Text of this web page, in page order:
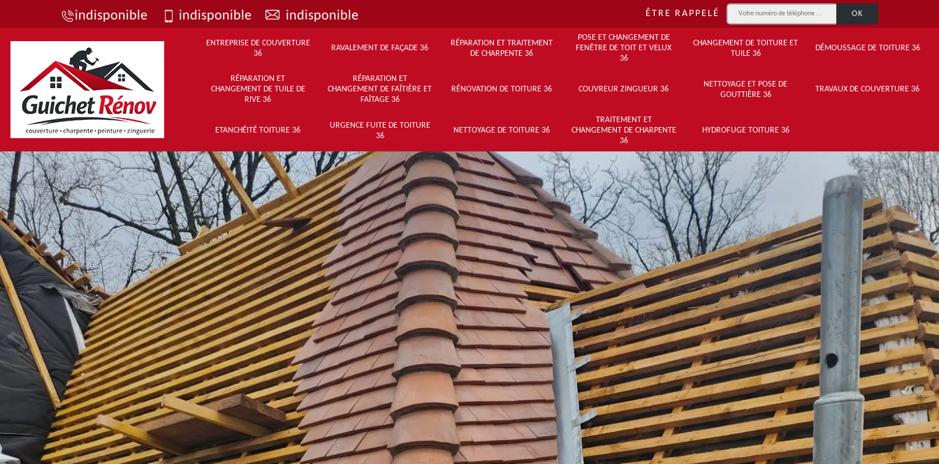
indisponible indisponible indisponible ÊTRE RAPPELÉ
ENTREPRISE DE COUVERTURE
36
RAVALEMENT DE FAÇADE 36
RÉPARATION ET TRAITEMENT
DE CHARPENTE 36
POSE ET CHANGEMENT DE
FENÊTRE DE TOIT ET VELUX
36
CHANGEMENT DE TOITURE ET
TUILE 36
DÉMOUSSAGE DE TOITURE 36
RÉPARATION ET
CHANGEMENT DE TUILE DE
RIVE 36
RÉPARATION ET
CHANGEMENT DE FAÎTIÈRE ET
FAÎTAGE 36
RÉNOVATION DE TOITURE 36 COUVREUR ZINGUEUR 36
NETTOYAGE ET POSE DE
GOUTTIÈRE 36
TRAVAUX DE COUVERTURE 36
ETANCHÉITÉ TOITURE 36
URGENCE FUITE DE TOITURE
36
NETTOYAGE DE TOITURE 36
TRAITEMENT ET
CHANGEMENT DE CHARPENTE
36
HYDROFUGE TOITURE 36